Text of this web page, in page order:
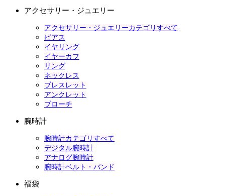
アクセサリー・ジュエリー
アクセサリー・ジュエリーカテゴリすべて
ピアス
イヤリング
イヤーカフ
リング
ネックレス
ブレスレット
アンクレット
ブローチ
腕時計
腕時計カテゴリすべて
デジタル腕時計
アナログ腕時計
腕時計ベルト・バンド
福袋